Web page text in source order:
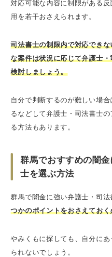
対応可能な内容に制限がある
用を若干おさえられます。
司法書士の制限内で対応でき
な案件は状況に応じて弁護士
検討しましょう。
自分で判断するのが難しい場
るなどして弁護士・司法書士
る方法もあります。
群馬でおすすめの闇
士を選ぶ方法
群馬で闇金に強い弁護士・司法
つかのポイントをおさえておく
やみくもに探しても、自分に
られないでしょう。